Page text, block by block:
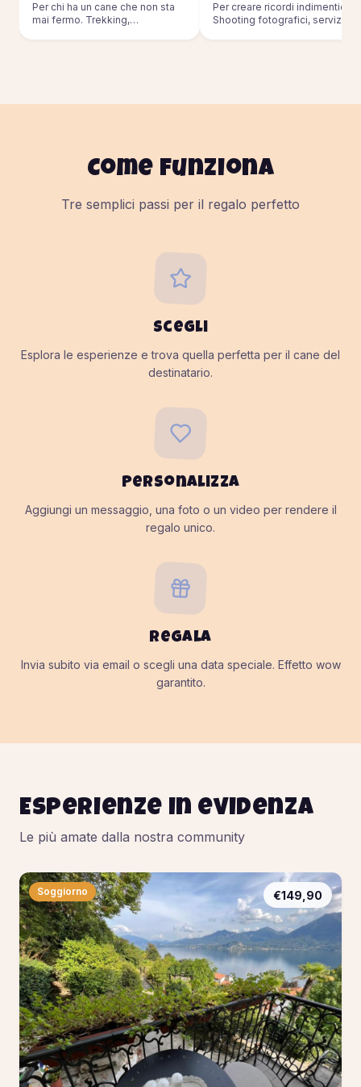
Per chi ha un cane che non sta
mai fermo. Trekking,
Per creare ricordi
Shooting fotografici, servizi
Come funziona
Tre semplici passi per il regalo perfetto
Scegli
Esplora le esperienze e trova quella perfetta per il cane del
destinatario.
Personalizza
Aggiungi un messaggio, una foto o un video per rendere il
regalo unico.
Regala
Invia subito via email o scegli una data speciale. Effetto wow
garantito.
Esperienze in evidenza
Le più amate dalla nostra community
Soggiorno €149,90